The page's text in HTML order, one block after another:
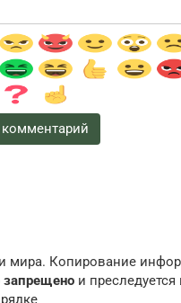
мира. Копирование
запрещено и преследуется